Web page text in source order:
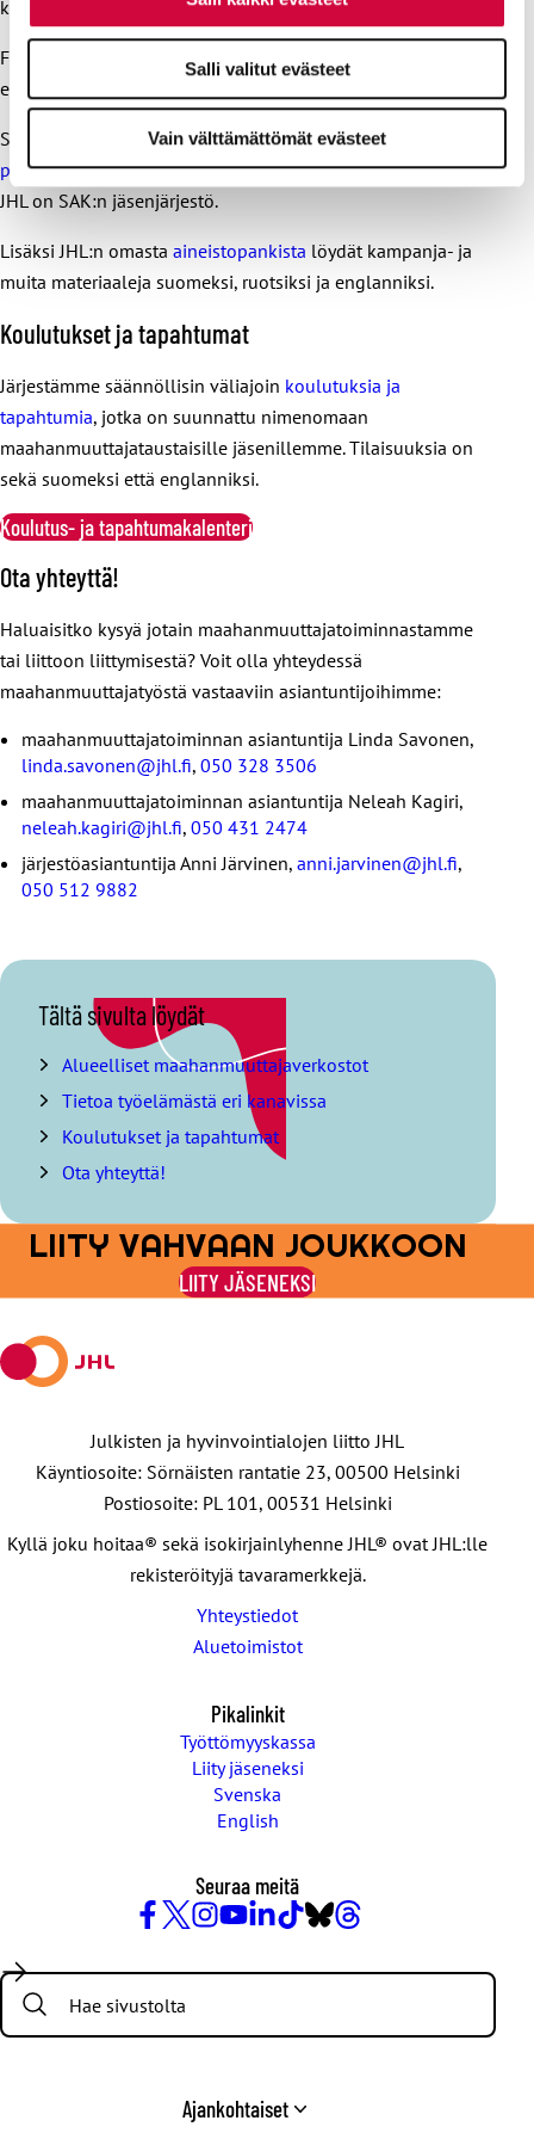
Salli valitut evästeet
Vain välttämättömät evästeet
kielivalikosta?
Facebookissa Trade Union JHL -sivu on JHL:n virallinen
englanninkielinen sosiaalisen median kanava.
Suomen ammattiliittojen keskusjärjestö SAK:ntyöelämän
pelisäännöt-sivulta löydät työelämätietoa 23:lla eri kielellä.
JHL on SAK:n jäsenjärjestö.
Lisäksi JHL:n omasta aineistopankista löydät kampanja- ja
muita materiaaleja suomeksi, ruotsiksi ja englanniksi.
Koulutukset ja tapahtumat
Järjestämme säännöllisin väliajoin koulutuksia ja
tapahtumia, jotka on suunnattu nimenomaan
maahanmuuttajataustaisille jäsenillemme. Tilaisuuksia on
sekä suomeksi että englanniksi.
Koulutus- ja tapahtumakalenteri
Ota yhteyttä!
Haluaisitko kysyä jotain maahanmuuttajatoiminnastamme
tai liittoon liittymisestä? Voit olla yhteydessä
maahanmuuttajatyöstä vastaaviin asiantuntijoihimme:
maahanmuuttajatoiminnan asiantuntija Linda Savonen,
linda.savonen@jhl.fi, 050 328 3506
maahanmuuttajatoiminnan asiantuntija Neleah Kagiri,
neleah.kagiri@jhl.fi, 050 431 2474
järjestöasiantuntija Anni Järvinen, anni.jarvinen@jhl.fi,
050 512 9882
O
h
i
a
s
s
l
l
s
u
t
l
o
Tältä sivulta löydät
Alueelliset maahanmuuttajaverkostot
Tietoa työelämästä eri kanavissa
Koulutukset ja tapahtumat
Ota yhteyttä!
LIITY VAHVAAN JOUKKOON
LIITY JÄSENEKSI
Julkisten ja hyvinvointialojen liitto JHL
Käyntiosoite: Sörnäisten rantatie 23, 00500 Helsinki
Postiosoite: PL 101, 00531 Helsinki
Kyllä joku hoitaa® sekä isokirjainlyhenne JHL® ovat JHL:lle
rekisteröityjä tavaramerkkejä.
Yhteystiedot
Aluetoimistot
Pikalinkit
Työttömyyskassa
Liity jäseneksi
Svenska
English
Seuraa meitä
/
Twitter
Search:
Ajankohtaiset